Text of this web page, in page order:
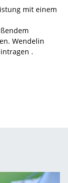
mit einem
Wendelin
.